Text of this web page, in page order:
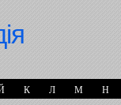
К Л М Н